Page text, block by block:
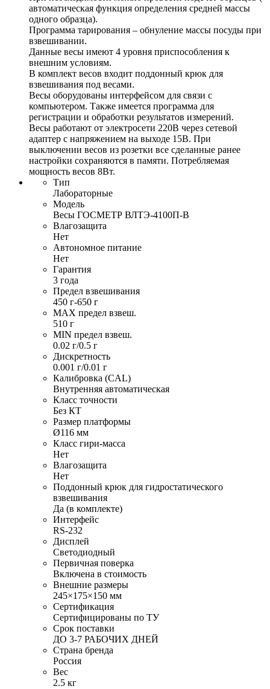
автоматическая функция определения средней массы
одного образца).
Программа тарирования – обнуление массы посуды при
взвешивании.
Данные весы имеют 4 уровня приспособления к
внешним условиям.
В комплект весов входит поддонный крюк для
взвешивания под весами.
Весы оборудованы интерфейсом для связи с
компьютером. Также имеется программа для
регистрации и обработки результатов измерений.
Весы работают от электросети 220В через сетевой
адаптер с напряжением на выходе 15В. При
выключении весов из розетки все сделанные ранее
настройки сохраняются в памяти. Потребляемая
мощность весов 8Вт.
Тип
Лабораторные
Модель
Весы ГОСМЕТР ВЛТЭ-4100П-В
Влагозащита
Нет
Автономное питание
Нет
Гарантия
3 года
Предел взвешивания
450 г-650 г
MAX предел взвеш.
510 г
MIN предел взвеш.
0.02 г/0.5 г
Дискретность
0.001 г/0.01 г
Калибровка (CAL)
Внутренняя автоматическая
Класс точности
Без КТ
Размер платформы
Ø116 мм
Класс гири-масса
Нет
Влагозащита
Нет
Поддонный крюк для гидростатического
взвешивания
Да (в комплекте)
Интерфейс
RS-232
Дисплей
Светодиодный
Первичная поверка
Включена в стоимость
Внешние размеры
245×175×150 мм
Сертификация
Сертифицированы по ТУ
Срок поставки
ДО 3-7 РАБОЧИХ ДНЕЙ
Страна бренда
Россия
Вес
2.5 кг